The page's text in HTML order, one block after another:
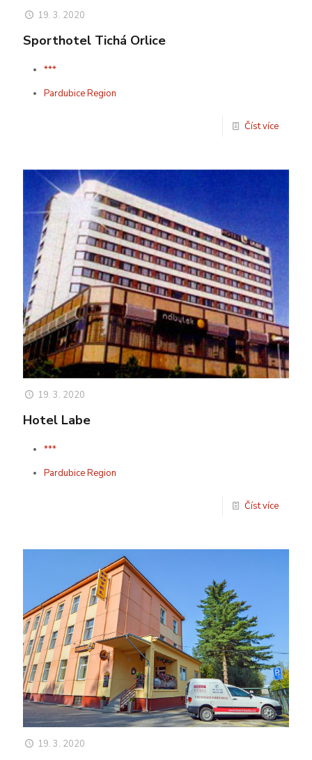
19. 3. 2020
Sporthotel Tichá Orlice
***
Pardubice Region
Číst více
19. 3. 2020
Hotel Labe
***
Pardubice Region
Číst více
19. 3. 2020